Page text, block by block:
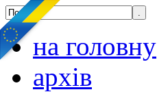
на головну
архів